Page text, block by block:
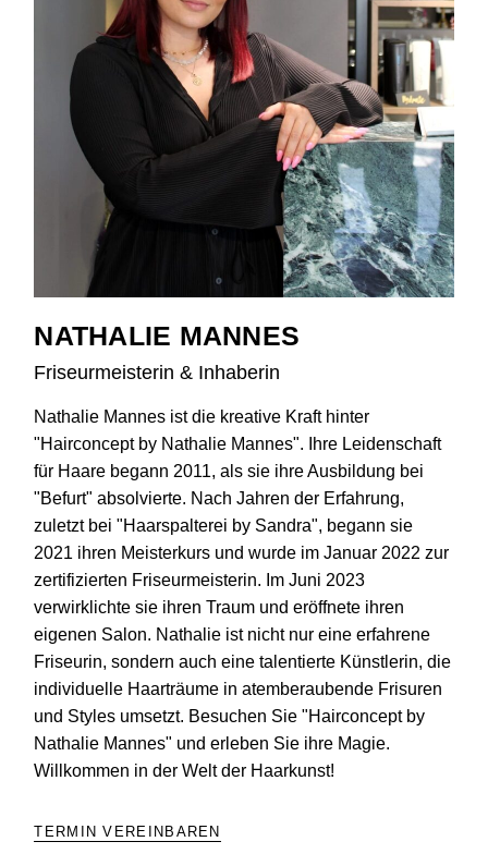
NATHALIE MANNES
Friseurmeisterin & Inhaberin
Nathalie Mannes ist die kreative Kraft hinter
"Hairconcept by Nathalie Mannes". Ihre Leidenschaft
für Haare begann 2011, als sie ihre Ausbildung bei
"Befurt" absolvierte. Nach Jahren der Erfahrung,
zuletzt bei "Haarspalterei by Sandra", begann sie
2021 ihren Meisterkurs und wurde im Januar 2022 zur
zertifizierten Friseurmeisterin. Im Juni 2023
verwirklichte sie ihren Traum und eröffnete ihren
eigenen Salon. Nathalie ist nicht nur eine erfahrene
Friseurin, sondern auch eine talentierte Künstlerin, die
individuelle Haarträume in atemberaubende Frisuren
und Styles umsetzt. Besuchen Sie "Hairconcept by
Nathalie Mannes" und erleben Sie ihre Magie.
Willkommen in der Welt der Haarkunst!
TERMIN VEREINBAREN